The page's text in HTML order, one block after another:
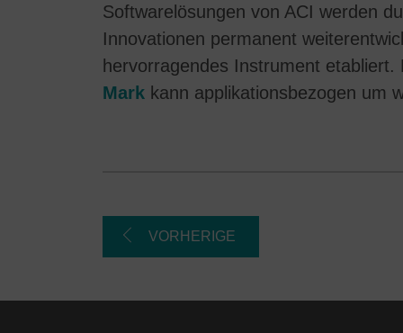
Softwarelösungen von ACI werden
Innovationen permanent
hervorragendes Instrument
Mark kann applikationsbezogen um
VORHERIGE